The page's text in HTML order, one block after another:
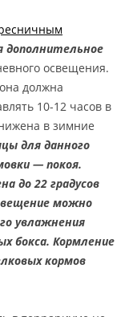
дополнительное
освещения.
должна
10-12 часов в
в зимние
для данного
— покоя.
до 22 градусов
можно
увлажнения
бокса. Кормление
кормов